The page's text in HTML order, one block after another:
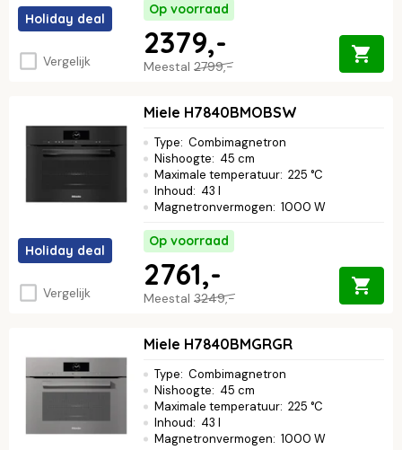
Holiday deal
Vergelijk
Op voorraad
Meestal 2799,-
2379,-
Holiday deal
Vergelijk
Miele H7840BMOBSW
Type: Combimagnetron
Nishoogte: 45 cm
Maximale temperatuur: 225 °C
Inhoud: 43 l
Magnetronvermogen: 1000 W
Op voorraad
Meestal 3249,-
2761,-
Miele H7840BMGRGR
Type: Combimagnetron
Nishoogte: 45 cm
Maximale temperatuur: 225 °C
Inhoud: 43 l
Magnetronvermogen: 1000 W